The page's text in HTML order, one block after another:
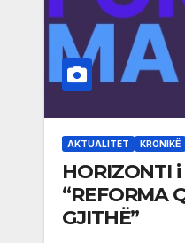
AKTUALITET KRONIKË
HORIZONTI i
“REFORMA
GJITHË”